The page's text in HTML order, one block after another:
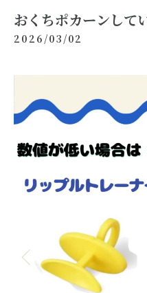
おくちポカーンして
2026/03/02